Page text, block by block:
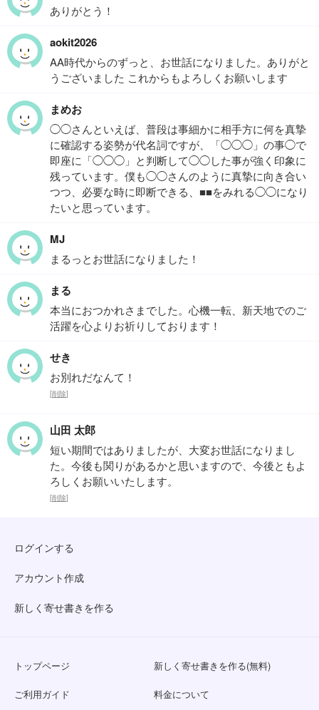
ありがとう！
aokit2026
AA時代からのずっと、お世話になりました。ありがと
うございました これからもよろしくお願いします
まめお
◯◯さんといえば、普段は事細かに相手方に何を真摯
に確認する姿勢が代名詞ですが、「◯◯◯」の事◯で
即座に「◯◯◯」と判断して◯◯した事が強く印象に
残っています。僕も◯◯さんのように真摯に向き合い
つつ、必要な時に即断できる、■■をみれる◯◯になり
たいと思っています。
MJ
まるっとお世話になりました！
まる
本当におつかれさまでした。心機一転、新天地でのご
活躍を心よりお祈りしております！
せき
お別れだなんて！
[削除]
山田 太郎
短い期間ではありましたが、大変お世話になりまし
た。今後も関りがあるかと思いますので、今後ともよ
ろしくお願いいたします。
[削除]
ログインする
アカウント作成
新しく寄せ書きを作る
トップページ 新しく寄せ書きを作る(無料)
ご利用ガイド 料金について